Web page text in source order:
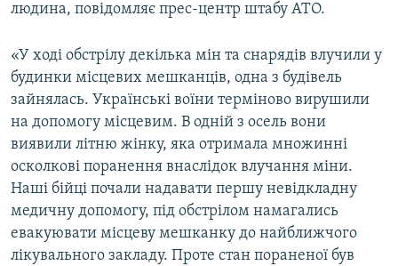
людина, повідомляє прес-центр штабу АТО.
«У ході обстрілу декілька мін та снарядів влучили у
будинки місцевих мешканців, одна з будівель
зайнялась. Українські воїни терміново вирушили
на допомогу місцевим. В одній з осель вони
виявили літню жінку, яка отримала множинні
осколкові поранення внаслідок влучання міни.
Наші бійці почали надавати першу невідкладну
медичну допомогу, під обстрілом намагались
евакуювати місцеву мешканку до найближчого
лікувального закладу. Проте стан пораненої був